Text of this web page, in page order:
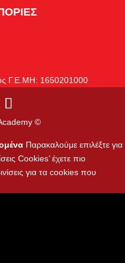
Γ.Ε.ΜΗ: 1650201000
©
Παρακαλούμε επιλέξτε για
Cookies’ έχετε πιο
για τα cookies που